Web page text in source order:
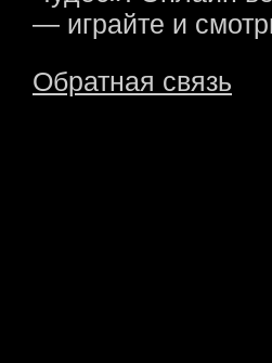
— играйте и
Обратная связь